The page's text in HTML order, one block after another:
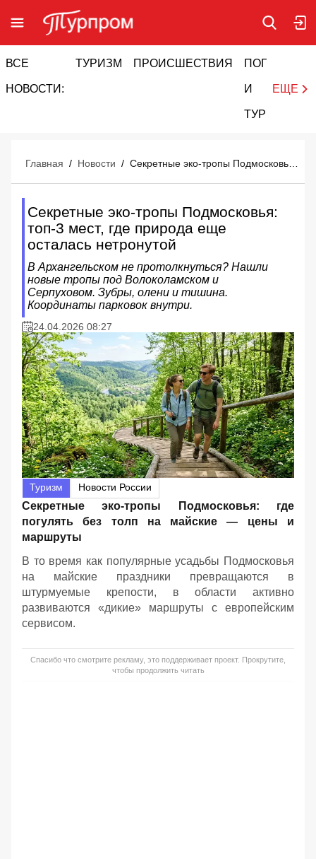
ВСЕ
НОВОСТИ:
ТУРИЗМ ПРОИСШЕСТВИЯ ПОГОДА
И
ТУРИЗМ
ЕЩЕ
Главная / Новости /
Секретные эко-тропы Подмосковья:
топ-3 мест, где природа еще
осталась нетронутой
В Архангельском не протолкнуться? Нашли
новые тропы под Волоколамском и
Серпуховом. Зубры, олени и тишина.
Координаты парковок внутри.
24.04.2026 08:27
Туризм Новости России
Секретные эко-тропы Подмосковья: где
погулять без толп на майские — цены и
маршруты
В то время как популярные усадьбы Подмосковья
на майские праздники превращаются в
штурмуемые крепости, в области активно
развиваются «дикие» маршруты с европейским
сервисом.
Спасибо что смотрите рекламу, это поддерживает проект. Прокрутите,
чтобы продолжить читать